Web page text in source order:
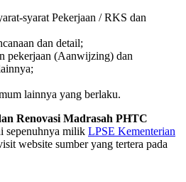
syarat Pekerjaan / RKS dan
dan detail;
pekerjaan (Aanwijzing) dan
lainnya yang berlaku.
Renovasi Madrasah PHTC
sepenuhnya milik LPSE Kementerian
website sumber yang tertera pada